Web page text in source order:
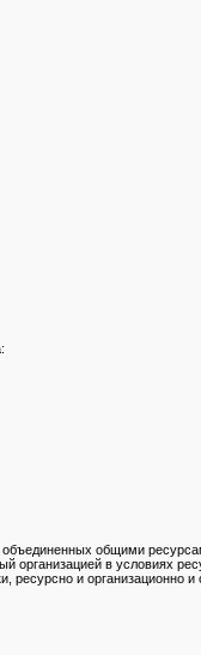
объединенных общими
организацией в условиях
ресурсно и организационно